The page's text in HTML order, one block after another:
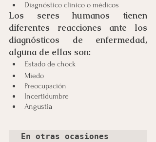
Diagnóstico clínico o médicos
Los seres humanos tienen
diferentes reacciones ante los
diagnósticos de enfermedad,
alguna de ellas son:
Estado de chock
Miedo
Preocupación
Incertidumbre
Angustia
En otras ocasiones